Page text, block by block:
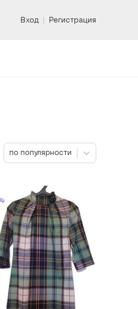
Вход | Регистрация
по популярности